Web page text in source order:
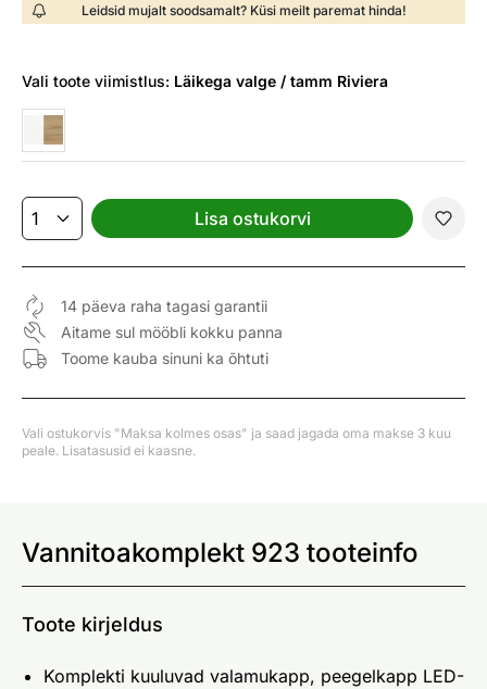
Leidsid mujalt soodsamalt? Küsi meilt paremat hinda!
Vali toote viimistlus: Läikega valge / tamm Riviera
Lisa ostukorvi
14 päeva raha tagasi garantii
Aitame sul mööbli kokku panna
Toome kauba sinuni ka õhtuti
Vali ostukorvis "Maksa kolmes osas" ja saad jagada oma makse 3 kuu
peale. Lisatasusid ei kaasne.
Vannitoakomplekt 923 tooteinfo
Toote kirjeldus
Komplekti kuuluvad valamukapp, peegelkapp LED-